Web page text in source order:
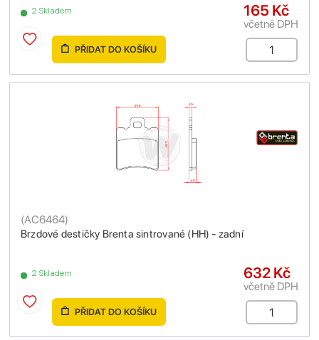
2 Skladem 165 Kč
včetně DPH
PŘIDAT DO KOŠÍKU
Brzdové destičky Brenta sintrované (HH) - zadní
(AC6464)
2 Skladem 632 Kč
včetně DPH
PŘIDAT DO KOŠÍKU